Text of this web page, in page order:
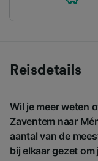
Reisdetails
Wil je meer weten
Zaventem naar
aantal van de
bij elkaar gezet